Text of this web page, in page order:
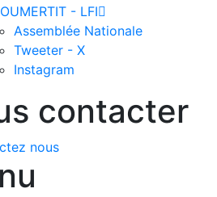
- LFI
Assemblée Nationale
Tweeter - X
Instagram
contacter
nous